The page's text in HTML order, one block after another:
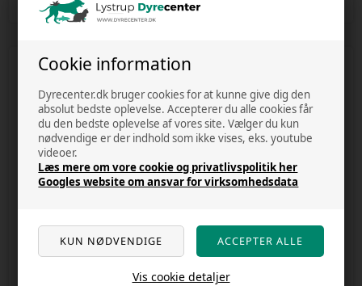
Cookie information
Dyrecenter.dk bruger cookies for at kunne give dig den
absolut bedste oplevelse. Accepterer du alle cookies får
du den bedste oplevelse af vores site. Vælger du kun
nødvendige er der indhold som ikke vises, eks. youtube
videoer.
Læs mere om vore cookie og privatlivspolitik her
Googles website om ansvar for virksomhedsdata
Vis cookie detaljer
Information
KONTAKT OS
ÅBNINGSTIDER
BLOG
DATA OG PRIVATLIVS POLITIK
HANDELSBETINGELSER